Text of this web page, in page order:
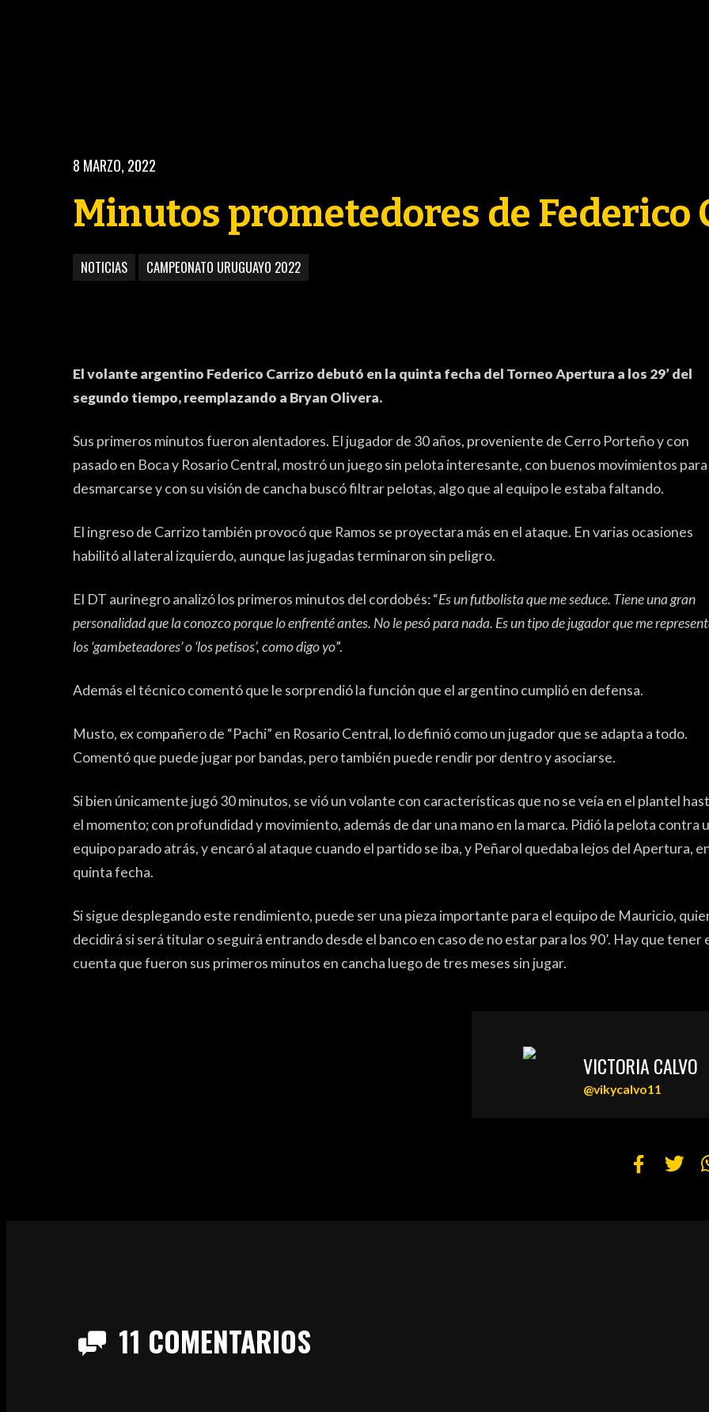
BASKETBALL
FÚTBOL FEMENINO
FUTSAL
PYD
MÁS DE
8 MARZO, 2022
Minutos prometedores de Federico
NOTICIAS CAMPEONATO URUGUAYO 2022
El volante argentino Federico Carrizo debutó en la quinta fecha del Torneo Apertura a los 29’ del
segundo tiempo, reemplazando a Bryan Olivera.
Sus primeros minutos fueron alentadores. El jugador de 30 años, proveniente de Cerro Porteño y con
pasado en Boca y Rosario Central, mostró un juego sin pelota interesante, con buenos movimientos para
desmarcarse y con su visión de cancha buscó filtrar pelotas, algo que al equipo le estaba faltando.
El ingreso de Carrizo también provocó que Ramos se proyectara más en el ataque. En varias ocasiones
habilitó al lateral izquierdo, aunque las jugadas terminaron sin peligro.
El DT aurinegro analizó los primeros minutos del cordobés: “Es un futbolista que me seduce. Tiene una gran
personalidad que la conozco porque lo enfrenté antes. No le pesó para nada. Es un tipo de jugador que me
los ‘gambeteadores’ o ‘los petisos’, como digo yo”.
Además el técnico comentó que le sorprendió la función que el argentino cumplió en defensa.
Musto, ex compañero de “Pachi” en Rosario Central, lo definió como un jugador que se adapta a todo.
Comentó que puede jugar por bandas, pero también puede rendir por dentro y asociarse.
Si bien únicamente jugó 30 minutos, se vió un volante con características que no se veía en el plantel
el momento; con profundidad y movimiento, además de dar una mano en la marca. Pidió la pelota contra
equipo parado atrás, y encaró al ataque cuando el partido se iba, y Peñarol quedaba lejos del Apertura,
quinta fecha.
Si sigue desplegando este rendimiento, puede ser una pieza importante para el equipo de Mauricio,
decidirá si será titular o seguirá entrando desde el banco en caso de no estar para los 90’. Hay que tener
cuenta que fueron sus primeros minutos en cancha luego de tres meses sin jugar.
VICTORIA CALVO
@vikycalvo11
11 COMENTARIOS